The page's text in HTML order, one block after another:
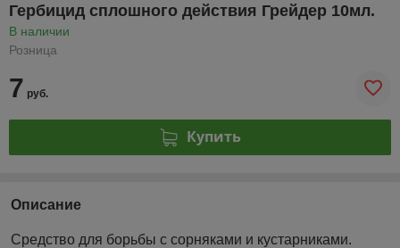
Гербицид сплошного действия Грейдер 10мл.
В наличии
Розница
7 руб.
Купить
Описание
Средство для борьбы с сорняками и кустарниками.